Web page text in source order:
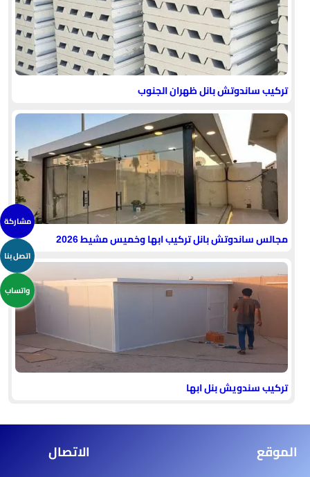
تركيب ساندوتش بانل ظهران الجنوب
مجالس ساندوتش بانل تركيب ابها وخميس مشيط 2026
تركيب سندويش بنل ابها
الموقع الاتصال
مشاركة
اتصل بنا
واتساب